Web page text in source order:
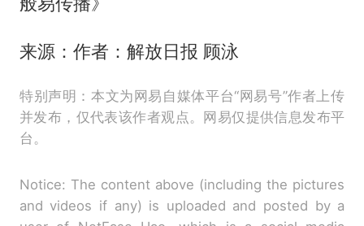
来源：作者：解放日报 顾泳
特别声明：本文为网易自媒体平台“网易号”作者上传
并发布，仅代表该作者观点。网易仅提供信息发布平
台。
Notice: The content above (including the pictures
and videos if any) is uploaded and posted by a